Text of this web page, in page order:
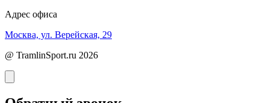
Адрес офиса
Москва, ул. Верейская, 29
@ TramlinSport.ru 2026